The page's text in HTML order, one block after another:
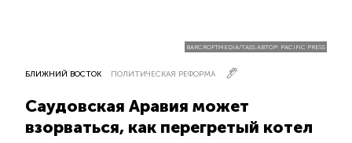
BARCROFTMEDIA/TASS АВТОР: PACIFIC PRESS
БЛИЖНИЙ ВОСТОК ПОЛИТИЧЕСКАЯ РЕФОРМА
Саудовская Аравия может
взорваться, как перегретый котел